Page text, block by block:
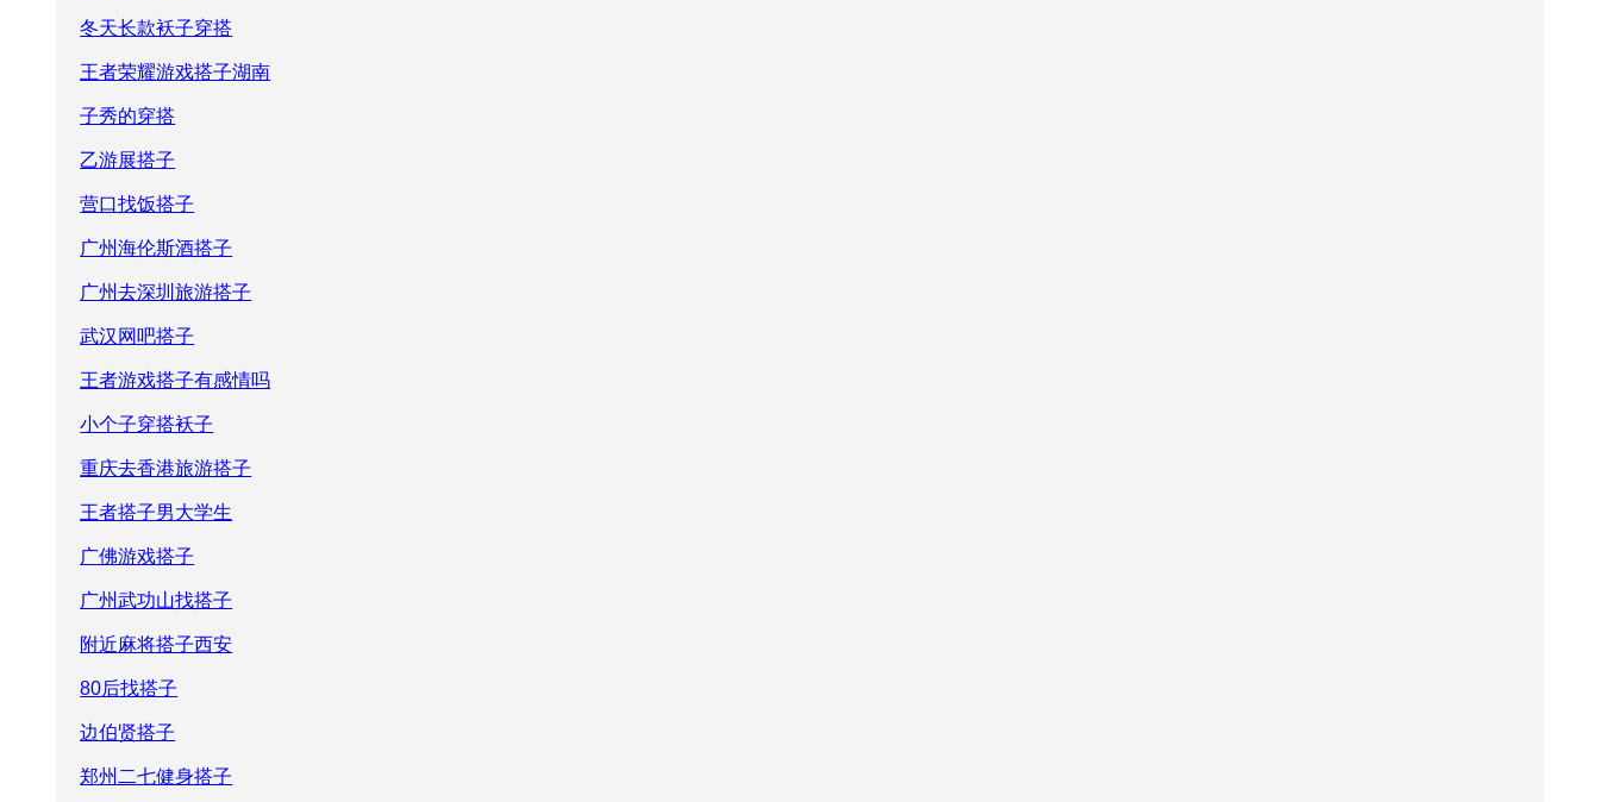
冬天长款袄子穿搭
王者荣耀游戏搭子湖南
子秀的穿搭
乙游展搭子
营口找饭搭子
广州海伦斯酒搭子
广州去深圳旅游搭子
武汉网吧搭子
王者游戏搭子有感情吗
小个子穿搭袄子
重庆去香港旅游搭子
王者搭子男大学生
广佛游戏搭子
广州武功山找搭子
附近麻将搭子西安
80后找搭子
边伯贤搭子
郑州二七健身搭子